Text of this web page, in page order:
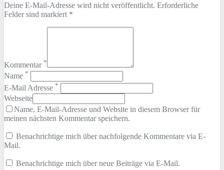
Deine E-Mail-Adresse wird nicht veröffentlicht. Erforderliche
Felder sind markiert *
Kommentar *
Name *
E-Mail Adresse *
Webseite
Name, E-Mail-Adresse und Website in diesem Browser für
meinen nächsten Kommentar speichern.
Benachrichtige mich über nachfolgende Kommentare via E-
Mail.
Benachrichtige mich über neue Beiträge via E-Mail.